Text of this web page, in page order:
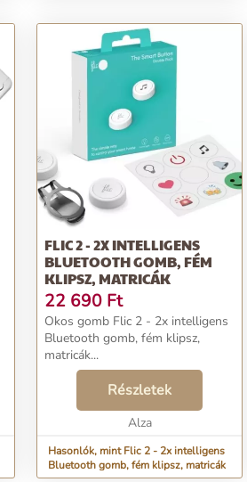
FLIC 2 - 2X INTELLIGENS
BLUETOOTH GOMB, FÉM
KLIPSZ, MATRICÁK
22 690 Ft
Okos gomb Flic 2 - 2x intelligens
Bluetooth gomb, fém klipsz,
matricák...
Részletek
Alza
Hasonlók, mint Flic 2 - 2x intelligens
Bluetooth gomb, fém klipsz, matricák